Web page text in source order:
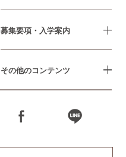
募集要項・入学案内
その他のコンテンツ